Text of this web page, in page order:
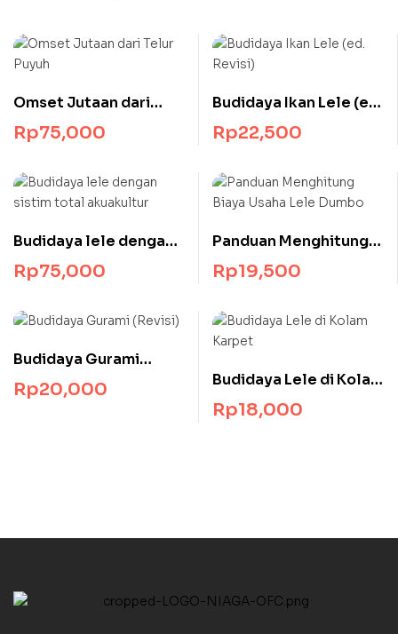
Omset Jutaan dari
Telur Puyuh
Rp75,000
Budidaya Ikan Lele (ed.
Revisi)
Rp22,500
Budidaya lele dengan
sistim total akuakultur
Rp75,000
Panduan Menghitung
Biaya Usaha Lele
Dumbo
Rp19,500
Budidaya Gurami
(Revisi)
Rp20,000
Budidaya Lele di Kolam
Karpet
Rp18,000